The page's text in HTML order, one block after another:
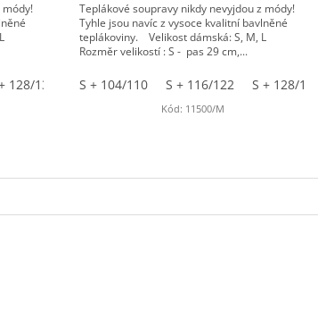
+ 140/146 L + 104/110 L + 116/122 L + 140/146
128/134
Teplákové soupravy nikdy nevyjdou z módy!
Tyhle jsou navíc z vysoce kvalitní bavlněné
teplákoviny. Velikost dámská: S, M, L
Rozměr velikostí : S - pas 29 cm,...
S + 104/110 S + 116/122 S + 128/134
Kód: 11500/M